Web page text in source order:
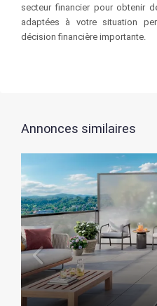
secteur financier pour obtenir
adaptées à votre situation
décision financière importante.
Annonces similaires